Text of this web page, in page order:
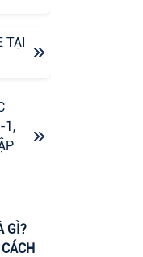
TẠI
1,
GÌ?